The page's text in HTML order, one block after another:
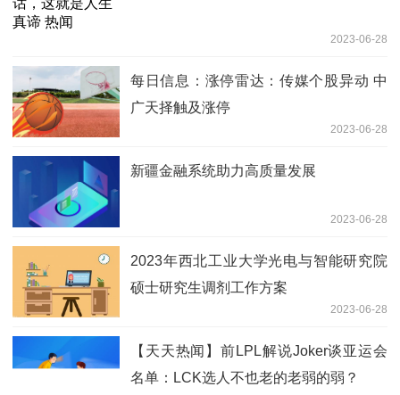
2023-06-28
每日信息：涨停雷达：传媒个股异动 中
广天择触及涨停
2023-06-28
新疆金融系统助力高质量发展
2023-06-28
2023年西北工业大学光电与智能研究院
硕士研究生调剂工作方案
2023-06-28
【天天热闻】前LPL解说Joker谈亚运会
名单：LCK选人不也老的老弱的弱？